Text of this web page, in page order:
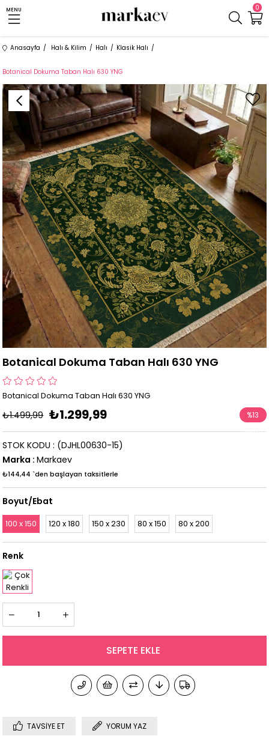
0
MENU
Anasayfa Halı & Kilim Halı Klasik Halı
Botanical Dokuma Taban Halı 630 YNG
Botanical Dokuma Taban Halı 630 YNG
Botanical Dokuma Taban Halı 630 YNG
₺1.499,99 ₺1.299,99 %13
İndirim
(DJHL00630-15)
STOK KODU
Marka : Markaev
₺144,44 `den başlayan taksitlerle
Boyut/Ebat
100 x 150 120 x 180 150 x 230 80 x 150 80 x 200
Renk
TAVSIYE ET YORUM YAZ